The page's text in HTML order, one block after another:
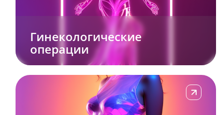
Гинекологические
операции
Подробнее